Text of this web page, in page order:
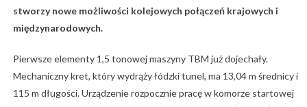
stworzy nowe możliwości kolejowych połączeń krajowych i
międzynarodowych.
Pierwsze elementy 1,5 tonowej maszyny TBM już dojechały.
Mechaniczny kret, który wydrąży łódzki tunel, ma 13,04 m średnicy i
115 m długości. Urządzenie rozpocznie pracę w komorze startowej